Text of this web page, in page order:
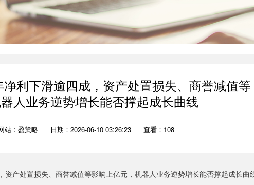
利下滑逾四成，资产处置损失、商誉减值等
人业务逆势增长能否撑起成长曲线
站：盈策略 日期：2026-06-10 03:26:23 查看：108